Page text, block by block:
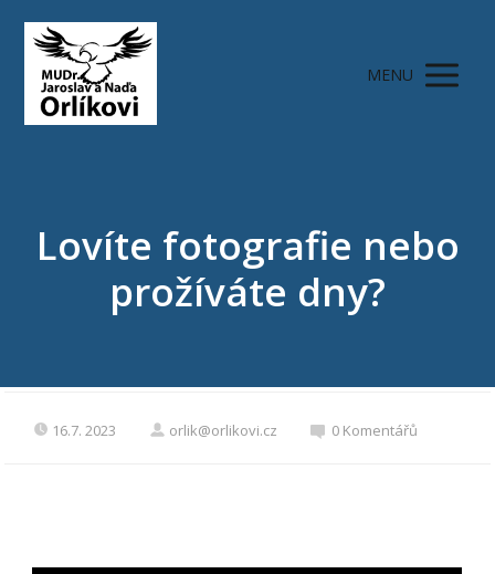
MENU
Lovíte fotografie nebo
prožíváte dny?
16.7. 2023 orlik@orlikovi.cz 0 Komentářů